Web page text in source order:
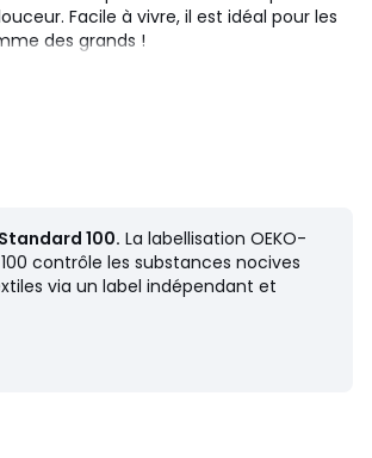
Facile à vivre, il est idéal pour les
des grands !
lavage 60°
linge à 40° au lieu de 60°, vous limitez la
100. La labellisation OEKO-
contrôle les substances nocives
via un label indépendant et